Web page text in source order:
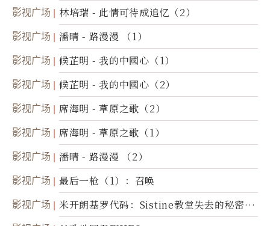
影视广场 林培瑞 - 此情可待成追忆（2）
影视广场 潘晴 - 路漫漫 （1）
影视广场 候芷明 - 我的中國心（1）
影视广场 候芷明 - 我的中國心（2）
影视广场 席海明 - 草原之歌（2）
影视广场 席海明 - 草原之歌（1）
影视广场 潘晴 - 路漫漫 （2）
影视广场 最后一枪（1）：召唤
影视广场
米开朗基罗代码：Sistine教堂失去的秘密
(图)